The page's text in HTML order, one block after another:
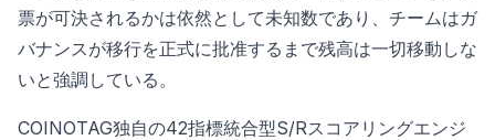
票が可決されるかは依然として未知数であり、チームはガ
バナンスが移行を正式に批准するまで残高は一切移動しな
いと強調している。
COINOTAG独自の42指標統合型S/Rスコアリングエンジ